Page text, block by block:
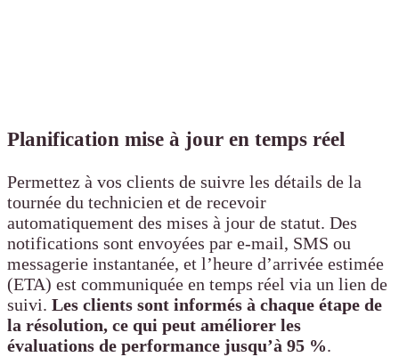
Planification mise à jour en temps réel
Permettez à vos clients de suivre les détails de la
tournée du technicien et de recevoir
automatiquement des mises à jour de statut. Des
notifications sont envoyées par e-mail, SMS ou
messagerie instantanée, et l’heure d’arrivée estimée
(ETA) est communiquée en temps réel via un lien de
suivi. Les clients sont informés à chaque étape de
la résolution, ce qui peut améliorer les
évaluations de performance jusqu’à 95 %.